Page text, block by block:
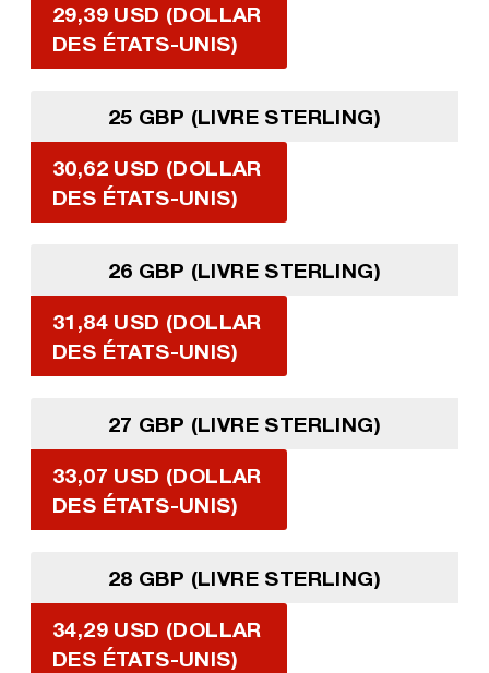
29,39 USD (DOLLAR
DES ÉTATS-UNIS)
25 GBP (LIVRE STERLING)
30,62 USD (DOLLAR
DES ÉTATS-UNIS)
26 GBP (LIVRE STERLING)
31,84 USD (DOLLAR
DES ÉTATS-UNIS)
27 GBP (LIVRE STERLING)
33,07 USD (DOLLAR
DES ÉTATS-UNIS)
28 GBP (LIVRE STERLING)
34,29 USD (DOLLAR
DES ÉTATS-UNIS)